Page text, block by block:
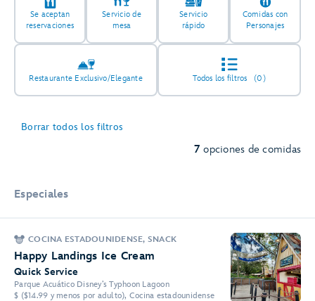
Se aceptan
reservaciones
Servicio de
mesa
Servicio
rápido
Comidas con
Personajes
Restaurante Exclusivo/Elegante Todos los filtros (0)
Borrar todos los filtros
7opciones de comidas
Especiales
COCINA ESTADOUNIDENSE, SNACK
Happy Landings Ice Cream
Quick Service
Parque Acuático Disney’s Typhoon Lagoon
$ ($14.99 y menos por adulto), Cocina estadounidense